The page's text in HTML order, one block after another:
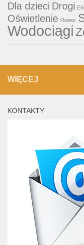
Dla dzieci Drogi
Oświetlenie Rower
Wodociągi
WIĘCEJ
KONTAKTY